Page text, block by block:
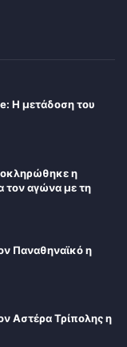
Η μετάδοση του
η
τον αγώνα με τη
Παναθηναϊκό η
Αστέρα Τρίπολης η